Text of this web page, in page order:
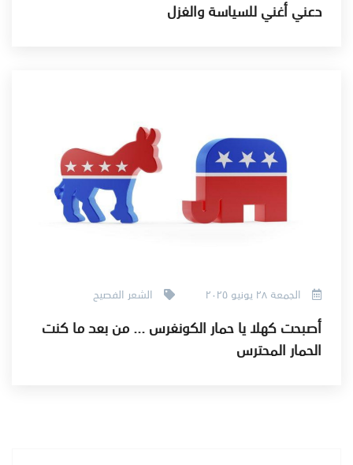
دعني أغني للسياسة والغزل
الجمعة ٢٨ يونيو ٢٠٢٥ الشعر الفصيح
أصبحت كهلا يا حمار الكونغرس ... من بعد ما كنت
الحمار المحترس